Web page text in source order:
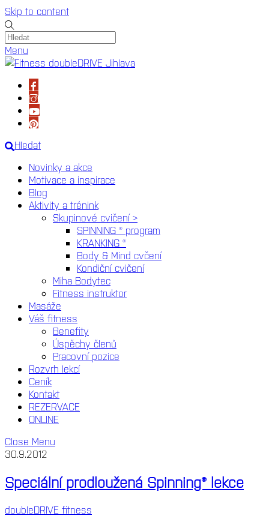
Skip to content
Menu
Hledat
Novinky a akce
Motivace a inspirace
Blog
Aktivity a trénink
Skupinové cvičení >
SPINNING ® program
KRANKING ®
Body & Mind cvčení
Kondiční cvičení
Miha Bodytec
Fitness instruktor
Masáže
Váš fitness
Benefity
Úspěchy členů
Pracovní pozice
Rozvrh lekcí
Ceník
Kontakt
REZERVACE
ONLINE
Close Menu
30.9.2012
Speciální prodloužená Spinning® lekce
doubleDRIVE fitness